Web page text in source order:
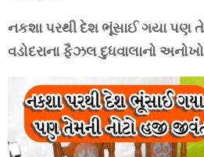
નકશા પરથી દેશ ભૂંસાઈ ગયા પણ
વડોદરાના ફૈઝલ દુધવાલાનો